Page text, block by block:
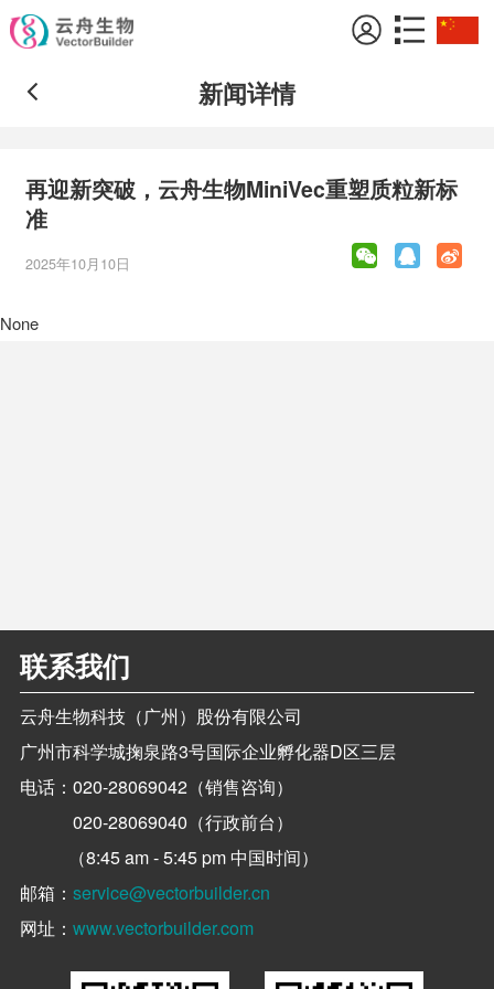
新闻详情
再迎新突破，云舟生物MiniVec重塑质粒新标
准
2025年10月10日
None
联系我们
云舟生物科技（广州）股份有限公司
广州市科学城掬泉路3号国际企业孵化器D区三层
电话：020-28069042（销售咨询）
020-28069040（行政前台）
（8:45 am - 5:45 pm 中国时间）
邮箱：service@vectorbuilder.cn
网址：www.vectorbuilder.com